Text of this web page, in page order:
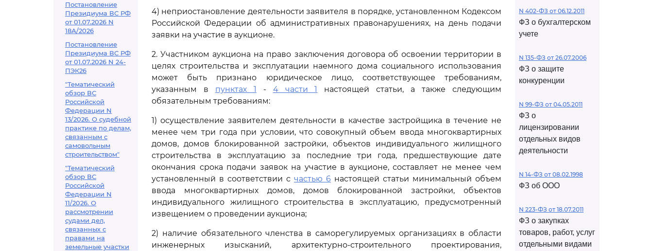
Постановление
Президиума ВС РФ
от 01.07.2026 N
18А/2026
Постановление
Президиума ВС РФ
от 01.07.2026 N 24-
ПЭК26
"Тематический
обзор ВС
Российской
Федерации N
13/2026. О судебной
практике по делам,
связанным с
самовольным
строительством"
"Тематический
обзор ВС
Российской
Федерации N
11/2026. О
рассмотрении
судами дел,
связанных с
правами на
земельные участки
4) неприостановление деятельности заявителя в порядке, установленном Кодексом
Российской Федерации об административных правонарушениях, на день подачи
заявки на участие в аукционе.
2. Участником аукциона на право заключения договора об освоении территории в
целях строительства и эксплуатации наемного дома социального использования
может быть признано юридическое лицо, соответствующее требованиям,
указанным в пунктах 1 - 4 части 1
настоящей статьи, а также следующим
обязательным требованиям:
1) осуществление заявителем деятельности в качестве застройщика в течение не
менее чем три года при условии, что совокупный объем ввода многоквартирных
домов, домов блокированной застройки, объектов индивидуального жилищного
строительства в эксплуатацию за последние три года, предшествующие дате
окончания срока подачи заявок на участие в аукционе, составляет не менее чем
установленный в соответствии с частью 6 настоящей статьи минимальный объем
ввода многоквартирных домов, домов блокированной застройки, объектов
индивидуального жилищного строительства в эксплуатацию, предусмотренный
извещением о проведении аукциона;
2) наличие обязательного членства в саморегулируемых организациях в области
инженерных изысканий, архитектурно-строительного проектирования,
N 402-ФЗ от 06.12.2011
ФЗ о бухгалтерском
учете
N 135-ФЗ от 26.07.2006
ФЗ о защите
конкуренции
N 99-ФЗ от 04.05.2011
ФЗ о
лицензировании
отдельных видов
деятельности
N 14-ФЗ от 08.02.1998
ФЗ об ООО
N 223-ФЗ от 18.07.2011
ФЗ о закупках
товаров, работ, услуг
отдельными видами